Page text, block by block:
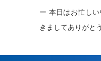
ー 本日はお忙し
きましてありがと